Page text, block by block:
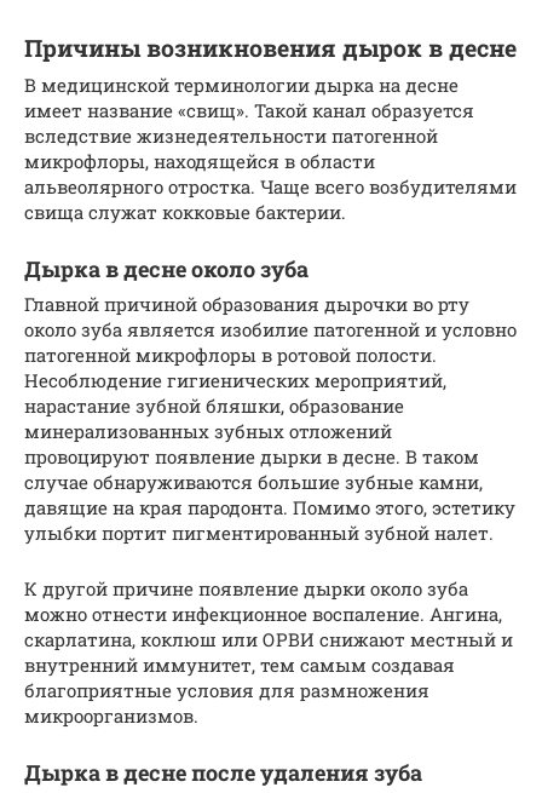
Причины возникновения дырок в десне
В медицинской терминологии дырка на десне
имеет название «свищ». Такой канал образуется
вследствие жизнедеятельности патогенной
микрофлоры, находящейся в области
альвеолярного отростка. Чаще всего возбудителями
свища служат кокковые бактерии.
Дырка в десне около зуба
Главной причиной образования дырочки во рту
около зуба является изобилие патогенной и условно
патогенной микрофлоры в ротовой полости.
Несоблюдение гигиенических мероприятий,
нарастание зубной бляшки, образование
минерализованных зубных отложений
провоцируют появление дырки в десне. В таком
случае обнаруживаются большие зубные камни,
давящие на края пародонта. Помимо этого, эстетику
улыбки портит пигментированный зубной налет.
К другой причине появление дырки около зуба
можно отнести инфекционное воспаление. Ангина,
скарлатина, коклюш или ОРВИ снижают местный и
внутренний иммунитет, тем самым создавая
благоприятные условия для размножения
микроорганизмов.
Дырка в десне после удаления зуба